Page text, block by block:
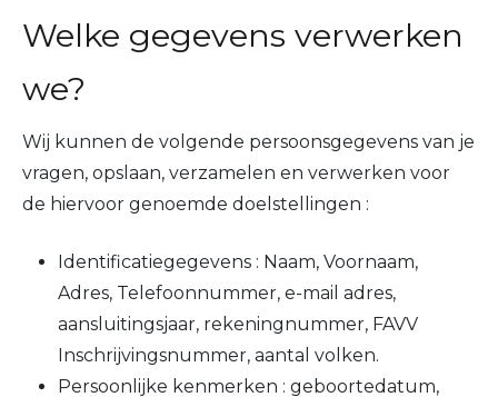
Welke gegevens verwerken
we?
Wij kunnen de volgende persoonsgegevens van je
vragen, opslaan, verzamelen en verwerken voor
de hiervoor genoemde doelstellingen :
Identificatiegegevens : Naam, Voornaam,
Adres, Telefoonnummer, e-mail adres,
aansluitingsjaar, rekeningnummer, FAVV
Inschrijvingsnummer, aantal volken.
Persoonlijke kenmerken : geboortedatum,